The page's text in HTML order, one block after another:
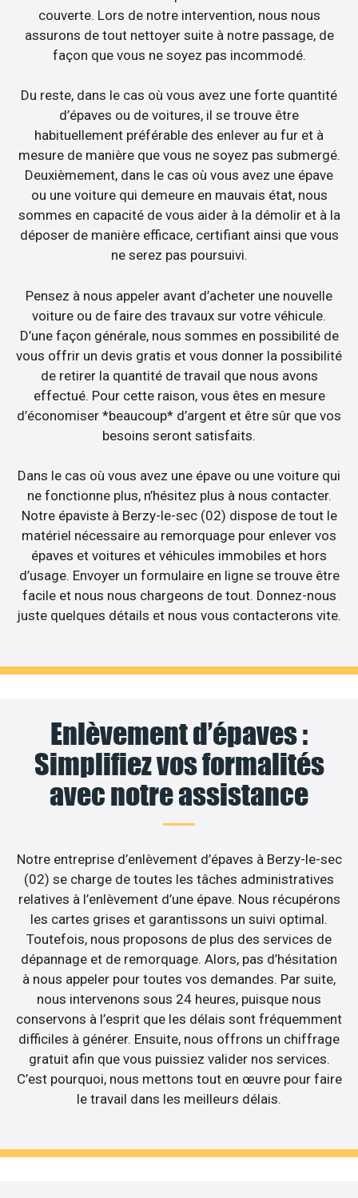
couverte. Lors de notre intervention, nous nous
assurons de tout nettoyer suite à notre passage, de
façon que vous ne soyez pas incommodé.
Du reste, dans le cas où vous avez une forte quantité
d’épaves ou de voitures, il se trouve être
habituellement préférable des enlever au fur et à
mesure de manière que vous ne soyez pas submergé.
Deuxièmement, dans le cas où vous avez une épave
ou une voiture qui demeure en mauvais état, nous
sommes en capacité de vous aider à la démolir et à la
déposer de manière efficace, certifiant ainsi que vous
ne serez pas poursuivi.
Pensez à nous appeler avant d’acheter une nouvelle
voiture ou de faire des travaux sur votre véhicule.
D’une façon générale, nous sommes en possibilité de
vous offrir un devis gratis et vous donner la possibilité
de retirer la quantité de travail que nous avons
effectué. Pour cette raison, vous êtes en mesure
d’économiser *beaucoup* d’argent et être sûr que vos
besoins seront satisfaits.
Dans le cas où vous avez une épave ou une voiture qui
ne fonctionne plus, n’hésitez plus à nous contacter.
Notre épaviste à Berzy-le-sec (02) dispose de tout le
matériel nécessaire au remorquage pour enlever vos
épaves et voitures et véhicules immobiles et hors
d’usage. Envoyer un formulaire en ligne se trouve être
facile et nous nous chargeons de tout. Donnez-nous
juste quelques détails et nous vous contacterons vite.
Enlèvement d’épaves :
Simplifiez vos formalités
avec notre assistance
Notre entreprise d’enlèvement d’épaves à Berzy-le-sec
(02) se charge de toutes les tâches administratives
relatives à l’enlèvement d’une épave. Nous récupérons
les cartes grises et garantissons un suivi optimal.
Toutefois, nous proposons de plus des services de
dépannage et de remorquage. Alors, pas d’hésitation
à nous appeler pour toutes vos demandes. Par suite,
nous intervenons sous 24 heures, puisque nous
conservons à l’esprit que les délais sont fréquemment
difficiles à générer. Ensuite, nous offrons un chiffrage
gratuit afin que vous puissiez valider nos services.
C’est pourquoi, nous mettons tout en œuvre pour faire
le travail dans les meilleurs délais.